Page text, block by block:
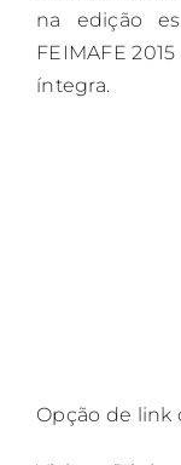
na edição
FEIMAFE
íntegra.
Opção de link